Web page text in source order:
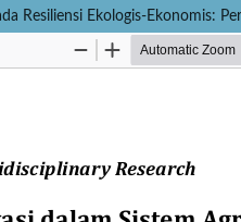
Resiliensi Ekologis-Ekonomis: